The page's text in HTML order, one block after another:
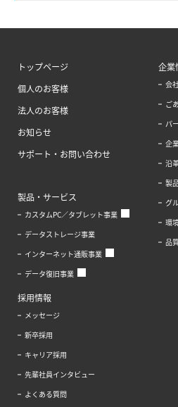
トップページ
個人のお客様
法人のお客様
お知らせ
サポート・お問い合わせ
製品・サービス
カスタムPC／タブレット事業
データストレージ事業
インターネット通販事業
データ復旧事業
企業
会
ご
パ
企
沿
製
グ
環
品
採用情報
メッセージ
新卒採用
キャリア採用
先輩社員インタビュー
よくある質問